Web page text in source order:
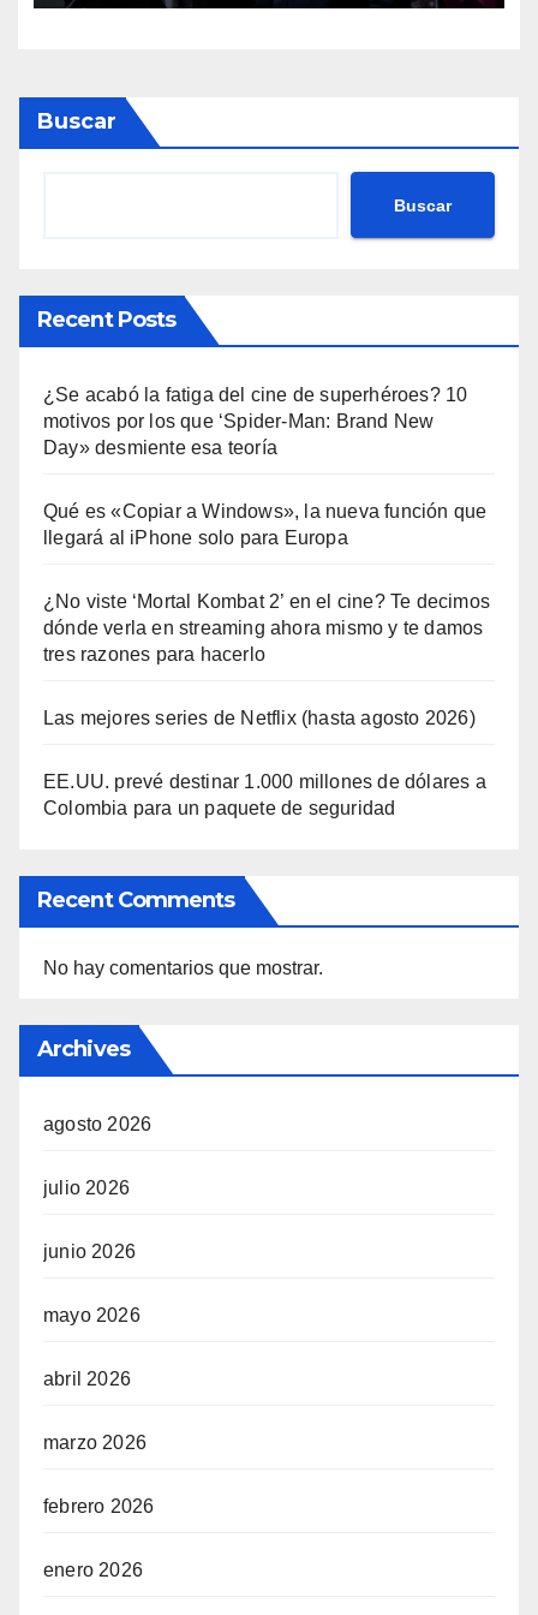
Buscar
Buscar
Recent Posts
¿Se acabó la fatiga del cine de superhéroes? 10
motivos por los que ‘Spider-Man: Brand New
Day» desmiente esa teoría
Qué es «Copiar a Windows», la nueva función que
llegará al iPhone solo para Europa
¿No viste ‘Mortal Kombat 2’ en el cine? Te decimos
dónde verla en streaming ahora mismo y te damos
tres razones para hacerlo
Las mejores series de Netflix (hasta agosto 2026)
EE.UU. prevé destinar 1.000 millones de dólares a
Colombia para un paquete de seguridad
Recent Comments
No hay comentarios que mostrar.
Archives
agosto 2026
julio 2026
junio 2026
mayo 2026
abril 2026
marzo 2026
febrero 2026
enero 2026